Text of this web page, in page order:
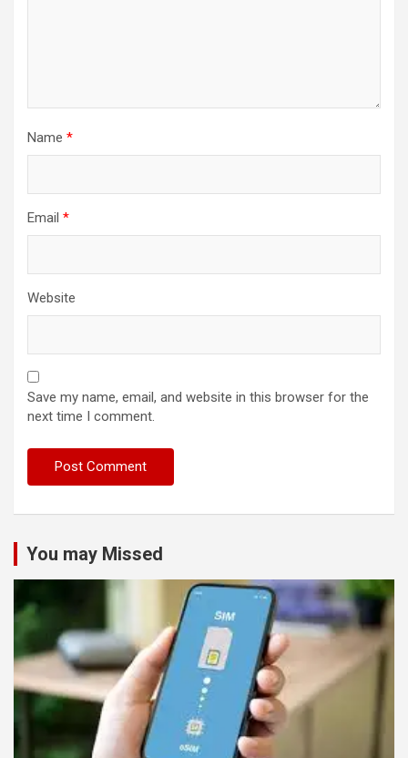
Name *
Email *
Website
Save my name, email, and website in this browser for the
next time I comment.
You may Missed